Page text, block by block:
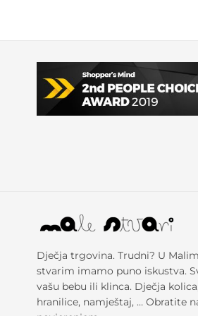
Dječja trgovina. Trudni? U Malim
stvarim imamo puno iskustva.
vašu bebu ili klinca. Dječja
hranilice, namještaj, … Obratite